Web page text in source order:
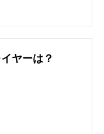
ヤーは？